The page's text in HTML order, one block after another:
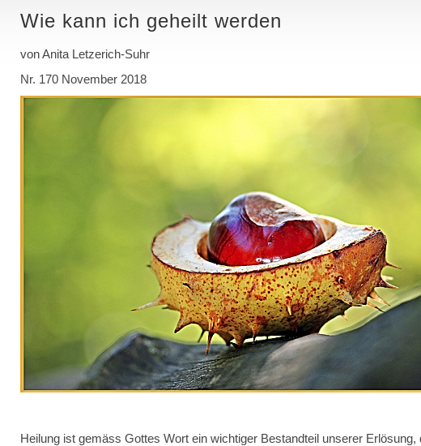
Wie kann ich geheilt werden
von Anita Letzerich-Suhr
Nr. 170 November 2018
Heilung ist gemäss Gottes Wort ein wichtiger Bestandteil unserer Erlösung,